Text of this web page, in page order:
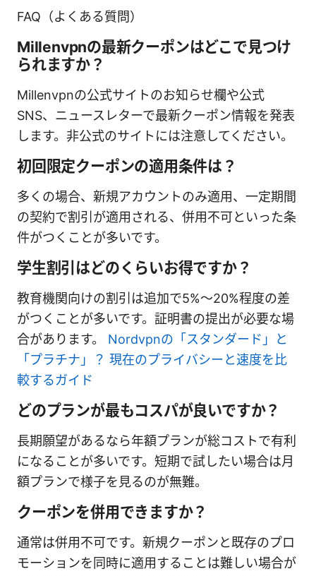
FAQ（よくある質問）
Millenvpnの最新クーポンはどこで見つけ
られますか？
Millenvpnの公式サイトのお知らせ欄や公式
SNS、ニュースレターで最新クーポン情報を発表
します。非公式のサイトには注意してください。
初回限定クーポンの適用条件は？
多くの場合、新規アカウントのみ適用、一定期間
の契約で割引が適用される、併用不可といった条
件がつくことが多いです。
学生割引はどのくらいお得ですか？
教育機関向けの割引は追加で5%〜20%程度の差
がつくことが多いです。証明書の提出が必要な場
合があります。 Nordvpnの「スタンダード」と
「プラチナ」？ 現在のプライバシーと速度を比
較するガイド
どのプランが最もコスパが良いですか？
長期願望があるなら年額プランが総コストで有利
になることが多いです。短期で試したい場合は月
額プランで様子を見るのが無難。
クーポンを併用できますか？
通常は併用不可です。新規クーポンと既存のプロ
モーションを同時に適用することは難しい場合が